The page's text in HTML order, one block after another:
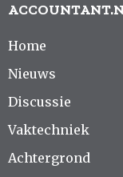
Home
Nieuws
Discussie
Vaktechniek
Achtergrond